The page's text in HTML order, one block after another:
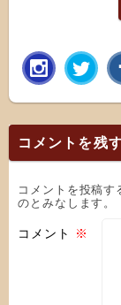
コメントを残
コメントを投稿す
のとみなします。
コメント ※